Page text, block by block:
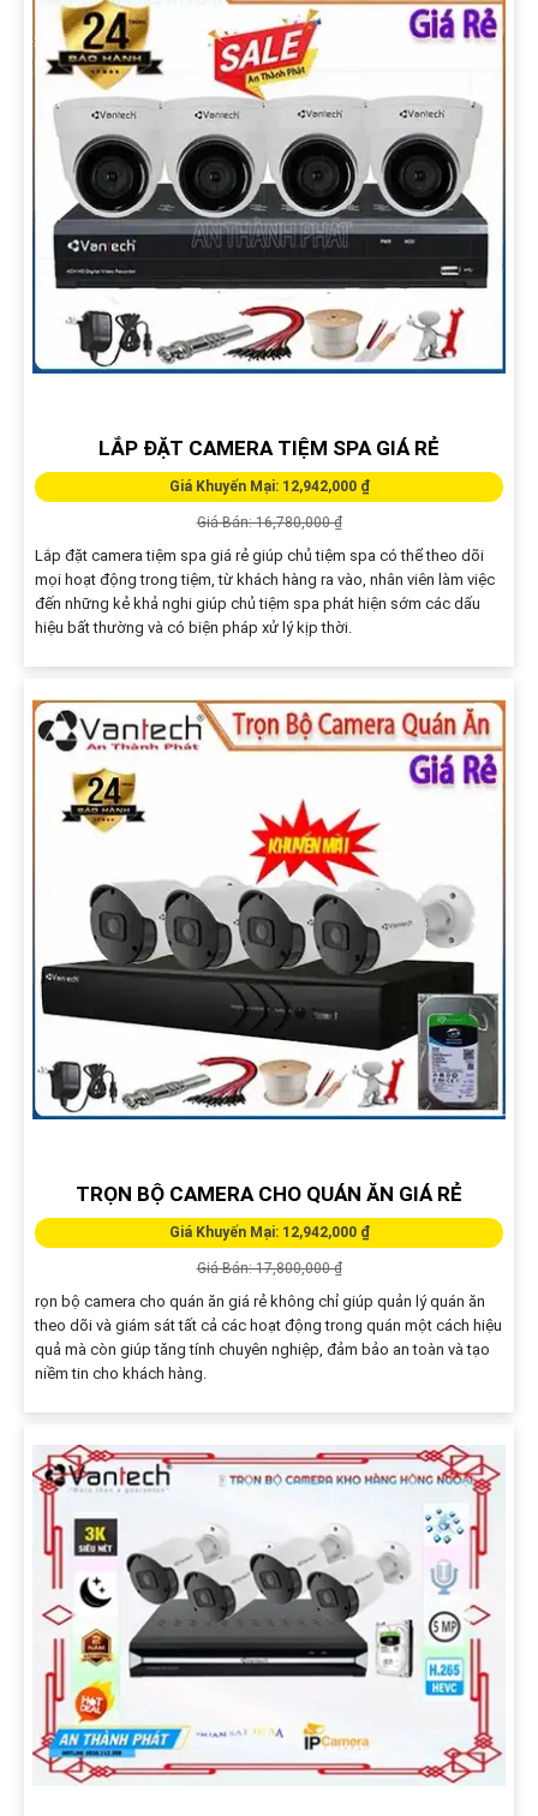
LẮP ĐẶT CAMERA TIỆM SPA GIÁ RẺ
Giá Khuyến Mại: 12,942,000 ₫
Giá Bán: 16,780,000 ₫
Lắp đặt camera tiệm spa giá rẻ giúp chủ tiệm spa có thể theo dõi
mọi hoạt động trong tiệm, từ khách hàng ra vào, nhân viên làm việc
đến những kẻ khả nghi giúp chủ tiệm spa phát hiện sớm các dấu
hiệu bất thường và có biện pháp xử lý kịp thời.
TRỌN BỘ CAMERA CHO QUÁN ĂN GIÁ RẺ
Giá Khuyến Mại: 12,942,000 ₫
Giá Bán: 17,800,000 ₫
rọn bộ camera cho quán ăn giá rẻ không chỉ giúp quản lý quán ăn
theo dõi và giám sát tất cả các hoạt động trong quán một cách hiệu
quả mà còn giúp tăng tính chuyên nghiệp, đảm bảo an toàn và tạo
niềm tin cho khách hàng.